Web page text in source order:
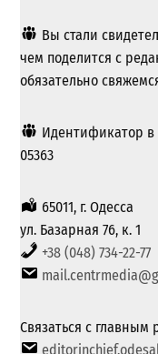
Вы стали
чем поделится с
обязательно
Идентификатор в
05363
65011, г. Одесса
ул. Базарная 76, к. 1
+38 (048) 734-22-77
Связаться с главным